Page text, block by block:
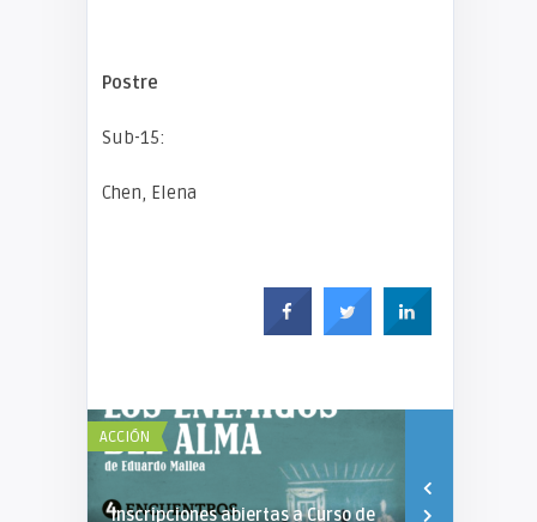
Postre
Sub-15:
Chen, Elena
ACCIÓN
Inscripciones abiertas a Curso de